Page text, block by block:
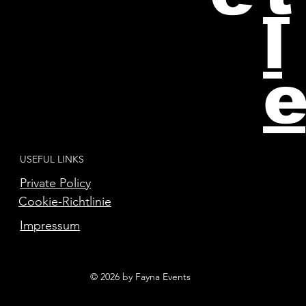
Private Policy
USEFUL LINKS
Impressum
Cookie-Richtlinie
l
e
© 2026 by Fayna Events